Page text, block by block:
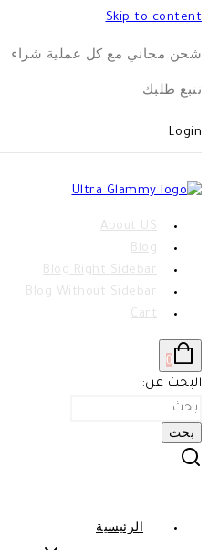
Skip to content
شحن مجاني مع كل عملية شراء
تتبع طلبك
Login
About US
Blog
Blog Right Sidebar
Blog Without Sidebar
Cart
0
البحث عن:
الرئيسية